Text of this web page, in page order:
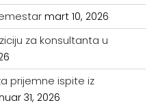
mart 10, 2026
za konsultanta u
prijemne ispite iz
31, 2026